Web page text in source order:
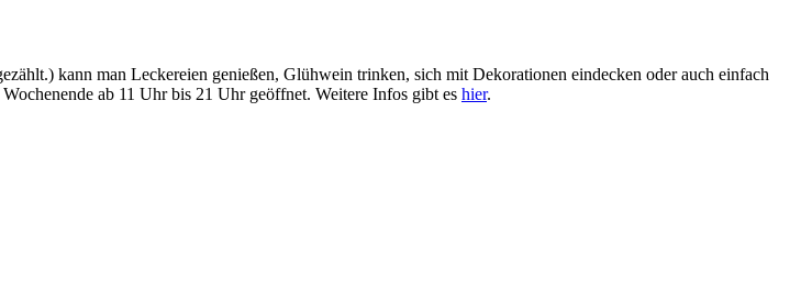
kann man Leckereien genießen, Glühwein trinken, sich mit Dekorationen eindecken oder auch einfach
ab 11 Uhr bis 21 Uhr geöffnet. Weitere Infos gibt es hier.